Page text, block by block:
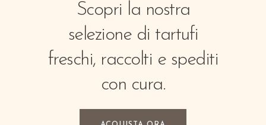
Scopri la nostra
selezione di tartufi
freschi, raccolti e spediti
con cura.